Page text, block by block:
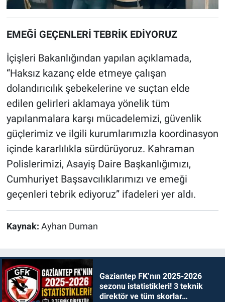
EMEĞİ GEÇENLERİ TEBRİK EDİYORUZ
İçişleri Bakanlığından yapılan açıklamada,
“Haksız kazanç elde etmeye çalışan
dolandırıcılık şebekelerine ve suçtan elde
edilen gelirleri aklamaya yönelik tüm
yapılanmalara karşı mücadelemizi, güvenlik
güçlerimiz ve ilgili kurumlarımızla koordinasyon
içinde kararlılıkla sürdürüyoruz. Kahraman
Polislerimizi, Asayiş Daire Başkanlığımızı,
Cumhuriyet Başsavcılıklarımızı ve emeği
geçenleri tebrik ediyoruz” ifadeleri yer aldı.
Kaynak: Ayhan Duman
Gaziantep FK’nın 2025-2026
sezonu istatistikleri! 3 teknik
direktör ve tüm skorlar…